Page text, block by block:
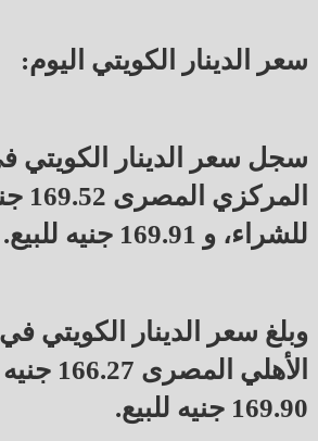
سعر الدينار الكويتي اليوم:
سجل سعر الدينار الكويتي
المركزي
للشراء، و 169.91 جنيه للبيع.
وبلغ سعر الدينار الكويتي
الأهلي
169.90 جنيه للبيع.